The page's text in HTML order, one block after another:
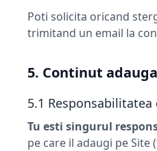
Poti solicita oricand
trimitand un email la
5. Continut
5.1
Tu esti singurul
pe care il adaugi pe Site